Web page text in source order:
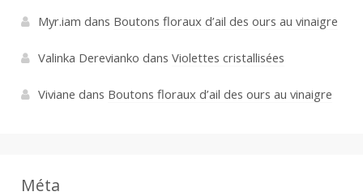
Myr.iam dans Boutons floraux d’ail des ours au vinaigre
Valinka Derevianko dans Violettes cristallisées
Viviane dans Boutons floraux d’ail des ours au vinaigre
Méta